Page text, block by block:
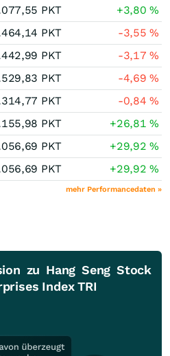
PKT +3,80%
PKT -3,55%
PKT -3,17%
PKT -4,69%
PKT -0,84%
PKT +26,81%
PKT +29,92%
PKT +29,92%
mehr Performancedaten »
zu Hang Seng Stock
Index TRI